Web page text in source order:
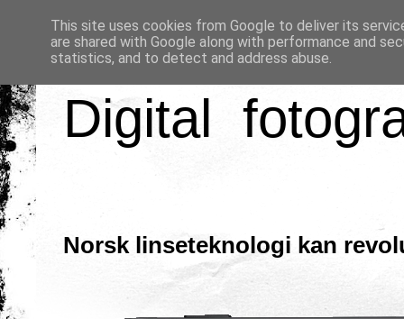
Digital
Norsk linseteknologi kan
This site uses cookies from Google to deliver its
are shared with Google along with performance and
statistics, and to detect and address abuse.